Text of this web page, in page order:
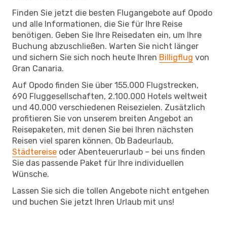
Finden Sie jetzt die besten Flugangebote auf Opodo
und alle Informationen, die Sie für Ihre Reise
benötigen. Geben Sie Ihre Reisedaten ein, um Ihre
Buchung abzuschließen. Warten Sie nicht länger
und sichern Sie sich noch heute Ihren Billigflug von
Gran Canaria.
Auf Opodo finden Sie über 155.000 Flugstrecken,
690 Fluggesellschaften, 2.100.000 Hotels weltweit
und 40.000 verschiedenen Reisezielen. Zusätzlich
profitieren Sie von unserem breiten Angebot an
Reisepaketen, mit denen Sie bei Ihren nächsten
Reisen viel sparen können. Ob Badeurlaub,
Städtereise oder Abenteuerurlaub – bei uns finden
Sie das passende Paket für Ihre individuellen
Wünsche.
Lassen Sie sich die tollen Angebote nicht entgehen
und buchen Sie jetzt Ihren Urlaub mit uns!